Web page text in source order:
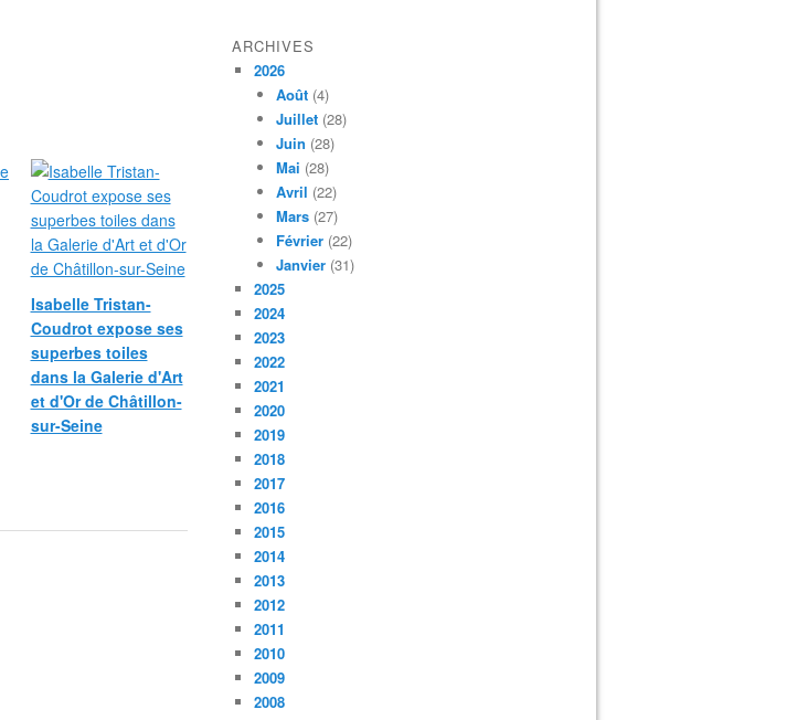
Isabelle Tristan-
Coudrot expose ses
superbes toiles
dans la Galerie d'Art
et d'Or de Châtillon-
sur-Seine
ARCHIVES
2026
Août (4)
Juillet (28)
Juin (28)
Mai (28)
Avril (22)
Mars (27)
Février (22)
Janvier (31)
2025
2024
2023
2022
2021
2020
2019
2018
2017
2016
2015
2014
2013
2012
2011
2010
2009
2008